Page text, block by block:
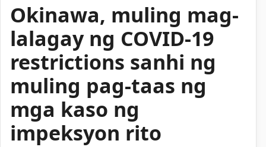
Okinawa, muling mag-
lalagay ng COVID-19
restrictions sanhi ng
muling pag-taas ng
mga kaso ng
impeksyon rito